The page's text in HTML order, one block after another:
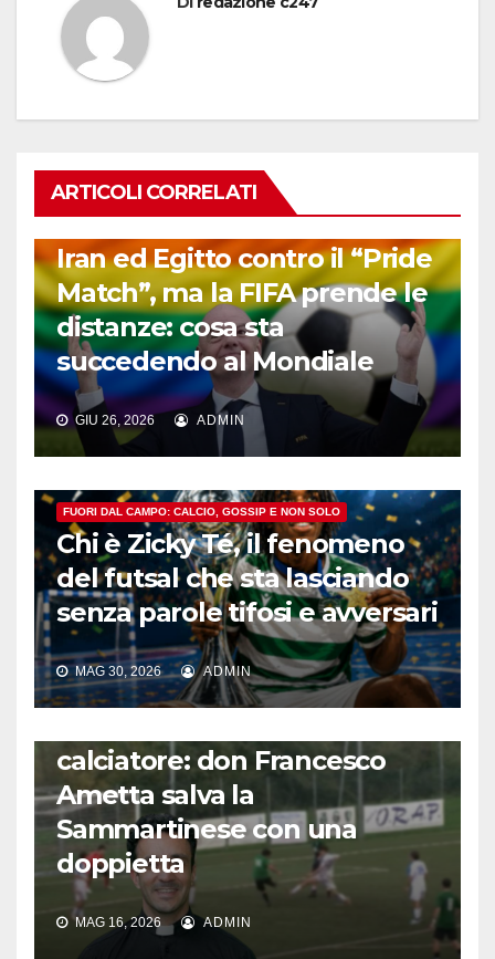
ARTICOLI CORRELATI
Iran ed Egitto contro il “Pride
Match”, ma la FIFA prende le
distanze: cosa sta
succedendo al Mondiale
GIU 26, 2026 ADMIN
FUORI DAL CAMPO: CALCIO, GOSSIP E NON SOLO
Chi è Zicky Té, il fenomeno
del futsal che sta lasciando
senza parole tifosi e avversari
MAG 30, 2026 ADMIN
FUORI DAL CAMPO: CALCIO, GOSSIP E NON SOLO
calciatore: don Francesco
Ametta salva la
Sammartinese con una
doppietta
MAG 16, 2026 ADMIN